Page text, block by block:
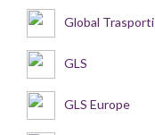
Global Trasporti
GLS
GLS Europe